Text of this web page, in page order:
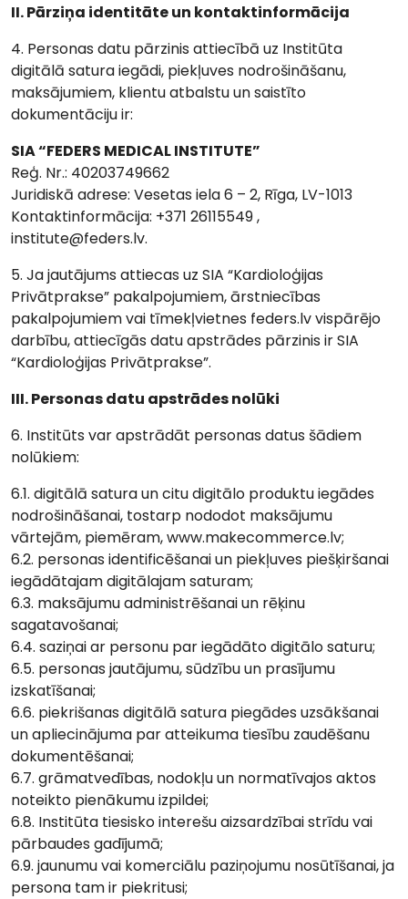
II. Pārziņa identitāte un kontaktinformācija
4. Personas datu pārzinis attiecībā uz Institūta
digitālā satura iegādi, piekļuves nodrošināšanu,
maksājumiem, klientu atbalstu un saistīto
dokumentāciju ir:
SIA “FEDERS MEDICAL INSTITUTE”
Reģ. Nr.: 40203749662
Juridiskā adrese: Vesetas iela 6 – 2, Rīga, LV-1013
Kontaktinformācija: +371 26115549 ,
institute@feders.lv.
5. Ja jautājums attiecas uz SIA “Kardioloģijas
Privātprakse” pakalpojumiem, ārstniecības
pakalpojumiem vai tīmekļvietnes feders.lv vispārējo
darbību, attiecīgās datu apstrādes pārzinis ir SIA
“Kardioloģijas Privātprakse”.
III. Personas datu apstrādes nolūki
6. Institūts var apstrādāt personas datus šādiem
nolūkiem:
6.1. digitālā satura un citu digitālo produktu iegādes
nodrošināšanai, tostarp nododot maksājumu
vārtejām, piemēram, www.makecommerce.lv;
6.2. personas identificēšanai un piekļuves piešķiršanai
iegādātajam digitālajam saturam;
6.3. maksājumu administrēšanai un rēķinu
sagatavošanai;
6.4. saziņai ar personu par iegādāto digitālo saturu;
6.5. personas jautājumu, sūdzību un prasījumu
izskatīšanai;
6.6. piekrišanas digitālā satura piegādes uzsākšanai
un apliecinājuma par atteikuma tiesību zaudēšanu
dokumentēšanai;
6.7. grāmatvedības, nodokļu un normatīvajos aktos
noteikto pienākumu izpildei;
6.8. Institūta tiesisko interešu aizsardzībai strīdu vai
pārbaudes gadījumā;
6.9. jaunumu vai komerciālu paziņojumu nosūtīšanai, ja
persona tam ir piekritusi;